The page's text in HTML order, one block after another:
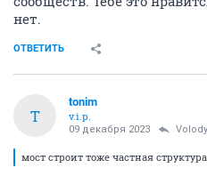
нет.
ОТВЕТИТЬ
T
tonim
v.i.p.
09 декабря 2023
мост строит тоже частная